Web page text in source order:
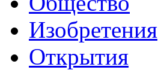
Изобретения
Открытия